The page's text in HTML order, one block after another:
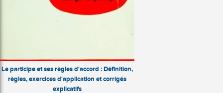
Le participe et ses règles d'accord : Définition,
règles, exercices d'application et corrigés
explicatifs